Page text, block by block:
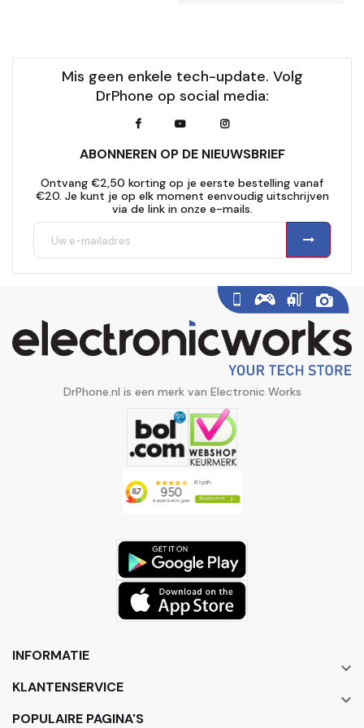
Mis geen enkele tech-update. Volg
DrPhone op social media:
ABONNEREN OP DE NIEUWSBRIEF
Ontvang €2,50 korting op je eerste bestelling vanaf
€20. Je kunt je op elk moment eenvoudig uitschrijven
via de link in onze e-mails.
DrPhone.nl is een merk van Electronic Works
INFORMATIE

KLANTENSERVICE

POPULAIRE PAGINA'S